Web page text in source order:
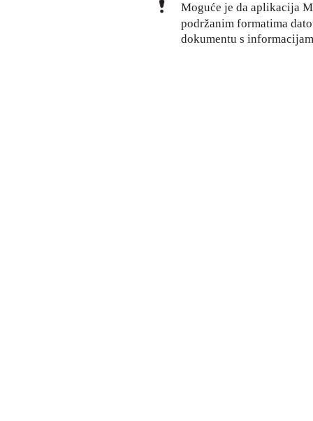
Moguće je da aplikacija
podržanim formatima
dokumentu s